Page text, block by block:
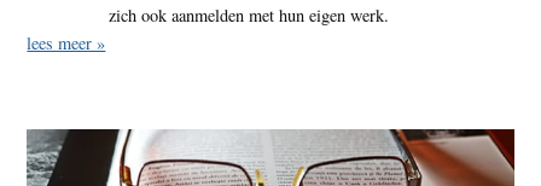
zich ook aanmelden met hun eigen werk.
lees meer »